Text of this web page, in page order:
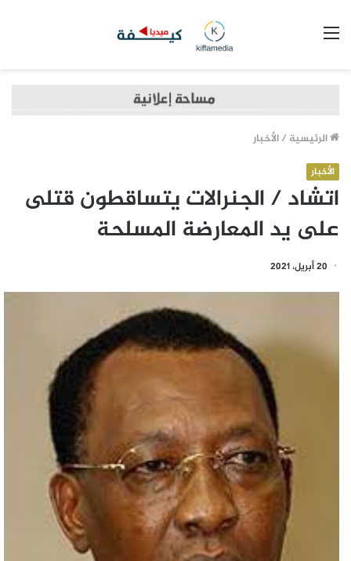
الرئيسية /الأخبار
الأخبار
اتشاد / الجنرالات يتساقطون قتلى
على يد المعارضة المسلحة
20 أبريل، 2021